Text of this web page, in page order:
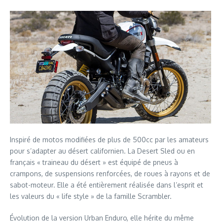
Inspiré de motos modifiées de plus de 500cc par les amateurs
pour s’adapter au désert californien. La Desert Sled ou en
français « traineau du désert » est équipé de pneus à
crampons, de suspensions renforcées, de roues à rayons et de
sabot-moteur. Elle a été entièrement réalisée dans l’esprit et
les valeurs du « life style » de la famille Scrambler.
Évolution de la version Urban Enduro, elle hérite du même